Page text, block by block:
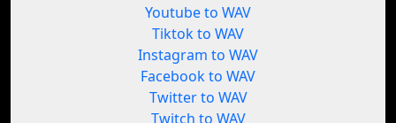
Youtube to WAV
Tiktok to WAV
Instagram to WAV
Facebook to WAV
Twitter to WAV
Twitch to WAV